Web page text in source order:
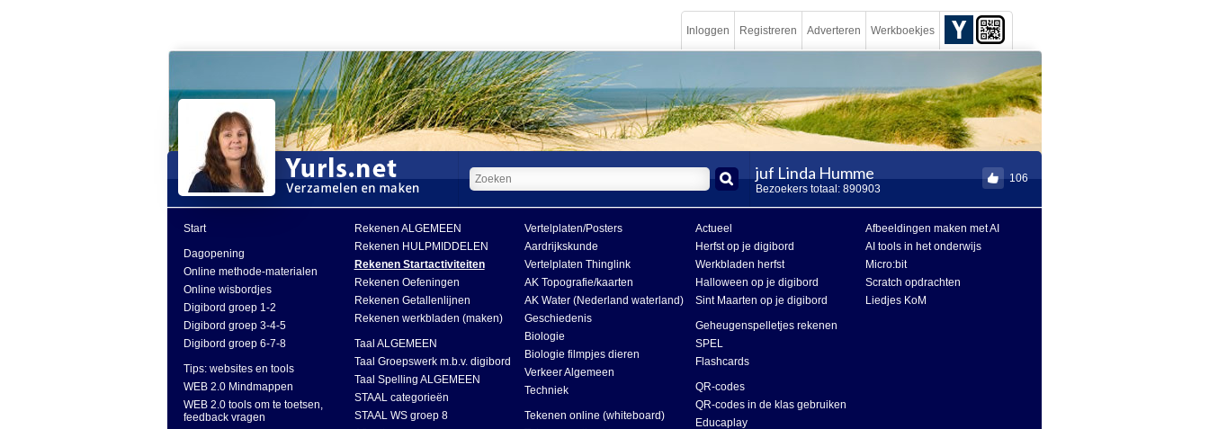
Inloggen Registreren Adverteren Werkboekjes
106
juf Linda Humme
Bezoekers totaal: 890903
Start
Dagopening
Online methode-materialen
Online wisbordjes
Digibord groep 1-2
Digibord groep 3-4-5
Digibord groep 6-7-8
Tips: websites en tools
WEB 2.0 Mindmappen
WEB 2.0 tools om te toetsen,
feedback vragen
Rekenen ALGEMEEN
Rekenen HULPMIDDELEN
Rekenen Startactiviteiten
Rekenen Oefeningen
Rekenen Getallenlijnen
Rekenen werkbladen (maken)
Taal ALGEMEEN
Taal Groepswerk m.b.v. digibord
Taal Spelling ALGEMEEN
STAAL categorieën
STAAL WS groep 8
Vertelplaten/Posters
Aardrijkskunde
Vertelplaten Thinglink
AK Topografie/kaarten
AK Water (Nederland waterland)
Geschiedenis
Biologie
Biologie filmpjes dieren
Verkeer Algemeen
Techniek
Tekenen online (whiteboard)
Actueel
Herfst op je digibord
Werkbladen herfst
Halloween op je digibord
Sint Maarten op je digibord
Geheugenspelletjes rekenen
SPEL
Flashcards
QR-codes
QR-codes in de klas gebruiken
Educaplay
Afbeeldingen maken met AI
AI tools in het onderwijs
Micro:bit
Scratch opdrachten
Liedjes KoM